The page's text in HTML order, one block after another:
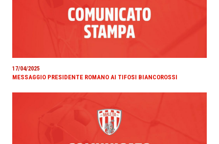
17/04/2025
MESSAGGIO PRESIDENTE ROMANO AI TIFOSI BIANCOROSSI